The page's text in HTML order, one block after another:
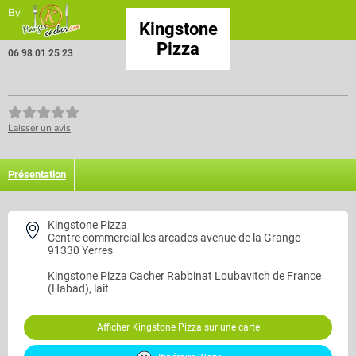
By
Kingstone
Pizza
06 98 01 25 23
Laisser un avis
Présentation
Kingstone Pizza
Centre commercial les arcades avenue de la Grange
91330 Yerres
Kingstone Pizza Cacher Rabbinat Loubavitch de France
(Habad), lait
Afficher Kingstone Pizza sur une carte